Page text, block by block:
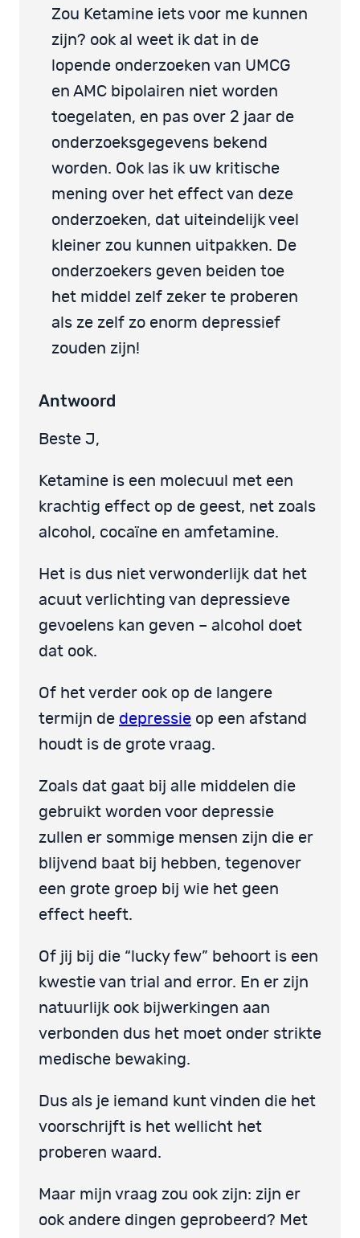
Zou Ketamine iets voor me kunnen
zijn? ook al weet ik dat in de
lopende onderzoeken van UMCG
en AMC bipolairen niet worden
toegelaten, en pas over 2 jaar de
onderzoeksgegevens bekend
worden. Ook las ik uw kritische
mening over het effect van deze
onderzoeken, dat uiteindelijk veel
kleiner zou kunnen uitpakken. De
onderzoekers geven beiden toe
het middel zelf zeker te proberen
als ze zelf zo enorm depressief
zouden zijn!
Antwoord
Beste J,
Ketamine is een molecuul met een
krachtig effect op de geest, net zoals
alcohol, cocaïne en amfetamine.
Het is dus niet verwonderlijk dat het
acuut verlichting van depressieve
gevoelens kan geven – alcohol doet
dat ook.
Of het verder ook op de langere
termijn de depressie op een afstand
houdt is de grote vraag.
Zoals dat gaat bij alle middelen die
gebruikt worden voor depressie
zullen er sommige mensen zijn die er
blijvend baat bij hebben, tegenover
een grote groep bij wie het geen
effect heeft.
Of jij bij die “lucky few” behoort is een
kwestie van trial and error. En er zijn
natuurlijk ook bijwerkingen aan
verbonden dus het moet onder strikte
medische bewaking.
Dus als je iemand kunt vinden die het
voorschrijft is het wellicht het
proberen waard.
Maar mijn vraag zou ook zijn: zijn er
ook andere dingen geprobeerd? Met